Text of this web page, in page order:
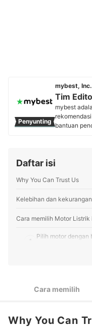
Penyunting
mybest, Inc.
Tim
mybest
bantuan
Profil Tim
Daftar isi
Why You Can Trust Us
Kelebihan dan
Cara memilih Motor Listrik
1
Pilih motor dengan
Cari tahu performa
Cara memilih
Why You Can